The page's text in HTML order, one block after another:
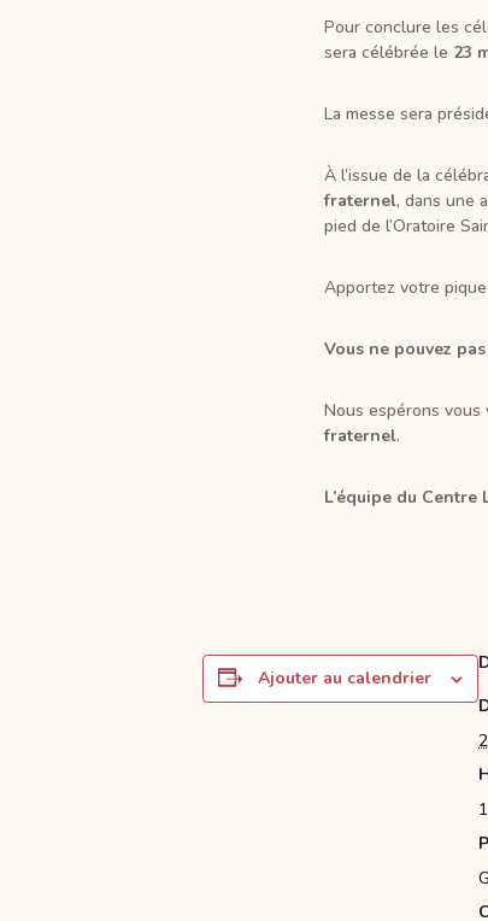
Pour conclure les
sera célébrée le 23
La messe sera
À l’issue de la
fraternel, dans une
pied de l’Oratoire
Apportez votre
Vous ne pouvez
Nous espérons vous
fraternel.
L’équipe du Centre
Ajouter au calendrier